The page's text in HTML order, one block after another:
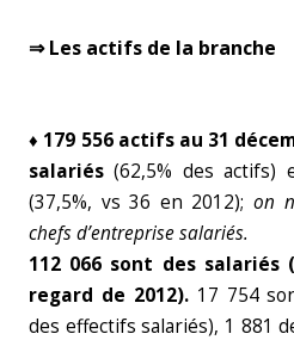
⇒ Les actifs de la branche
♦ 179 556 actifs au 31
salariés (62,5% des actifs)
(37,5%, vs 36 en 2012); on
chefs d’entreprise salariés.
112 066 sont des salariés
regard de 2012).17 754
des effectifs salariés), 1 881